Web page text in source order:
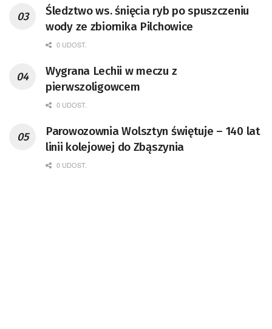
Śledztwo ws. śnięcia ryb po spuszczeniu
wody ze zbiornika Pilchowice
0 UDOST.
Wygrana Lechii w meczu z
pierwszoligowcem
0 UDOST.
Parowozownia Wolsztyn świętuje – 140 lat
linii kolejowej do Zbąszynia
0 UDOST.